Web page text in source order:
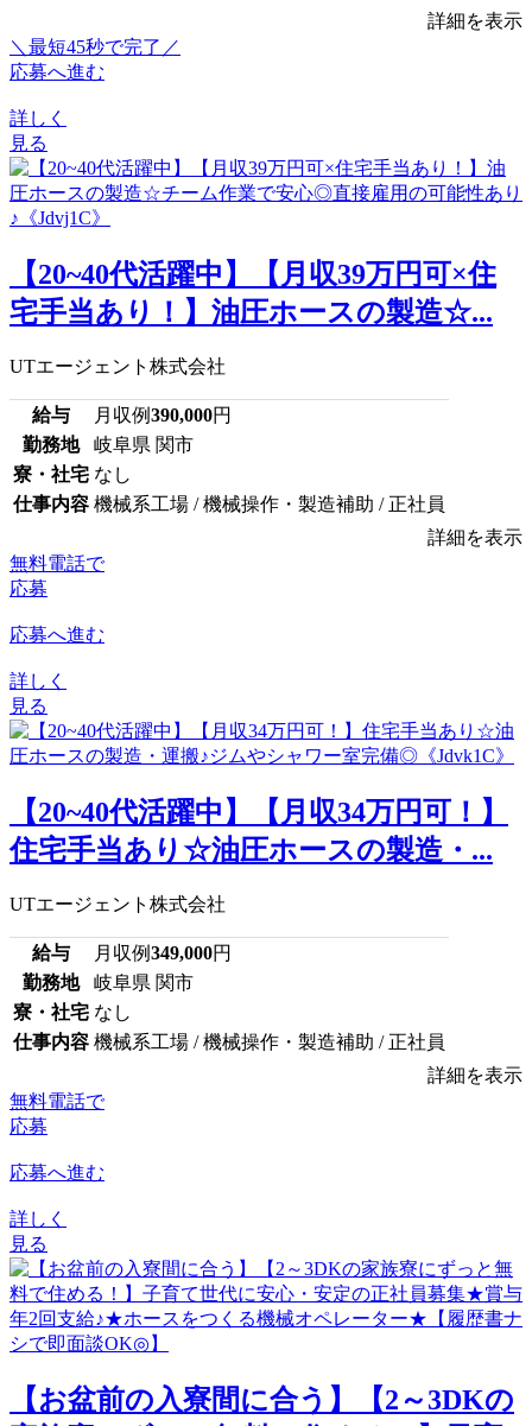
詳細を表示
＼最短45秒で完了／
応募へ進む
詳しく
見る
【20~40代活躍中】【月収39万円可×住
宅手当あり！】油圧ホースの製造☆...
UTエージェント株式会社
給与 月収例390,000円
勤務地
岐阜県 関市
寮・社宅 なし
仕事内容 機械系工場 / 機械操作・製造補助 / 正社員
詳細を表示
無料電話で
応募
応募へ進む
詳しく
見る
【20~40代活躍中】【月収34万円可！】
住宅手当あり☆油圧ホースの製造・...
UTエージェント株式会社
給与 月収例349,000円
勤務地
岐阜県 関市
寮・社宅 なし
仕事内容 機械系工場 / 機械操作・製造補助 / 正社員
詳細を表示
無料電話で
応募
応募へ進む
詳しく
見る
【お盆前の入寮間に合う】【2～3DKの